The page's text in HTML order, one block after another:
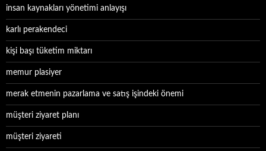
insan kaynakları yönetimi anlayışı
karlı perakendeci
kişi başı tüketim miktarı
memur plasiyer
merak etmenin pazarlama ve satış işindeki önemi
müşteri ziyaret planı
müşteri ziyareti